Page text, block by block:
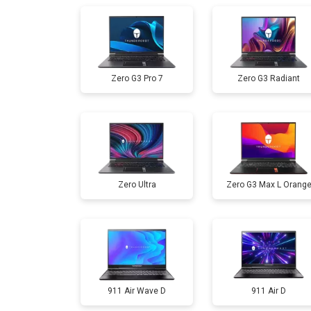
Ремонт мультиконтроллера
Замена жесткого диска HDD/SSD
Замена разъема HDMI
Замена тачпада
Замена аккумулятора
Замена материнской платы
Zero G3 Pro 7 Zero G3 Radiant
Zero Ultra Zero G3 Max L Orange
911 Air Wave D 911 Air D